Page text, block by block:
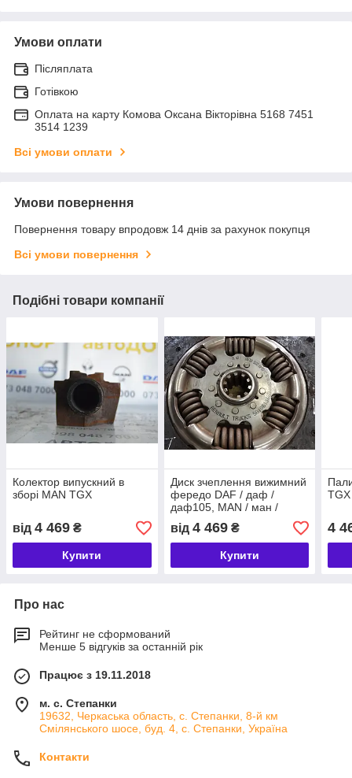
Умови оплати
Післяплата
Готівкою
Оплата на карту Комова Оксана Вікторівна 5168 7451
3514 1239
Всі умови оплати
Умови повернення
Повернення товару впродовж 14 днів за рахунок покупця
Всі умови повернення
Подібні товари компанії
Колектор випускний в
зборі MAN TGX
від 4 469 ₴
Купити
Диск зчеплення вижимний
фередо DAF / даф /
даф105, MAN / ман /
манTGX, TGS, Renault /
РЕНО Magnum / магнум,
від 4 469₴
Купити
TGX
4
Про нас
Рейтинг не сформований
Менше 5 відгуків за останній рік
Працює з 19.11.2018
м. с. Степанки
19632, Черкаська область, с. Степанки, 8-й км
Смілянського шосе, буд. 4, с. Степанки, Україна
Контакти